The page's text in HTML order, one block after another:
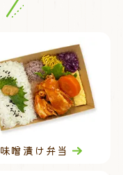
味噌漬け弁当